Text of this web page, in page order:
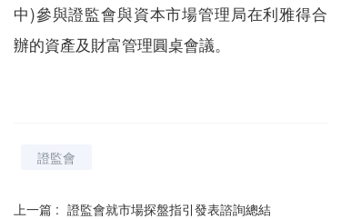
中)參與證監會與資本市場管理局在利雅得合
辦的資產及財富管理圓桌會議。
證監會
上一篇 : 證監會就市場探盤指引發表諮詢總結